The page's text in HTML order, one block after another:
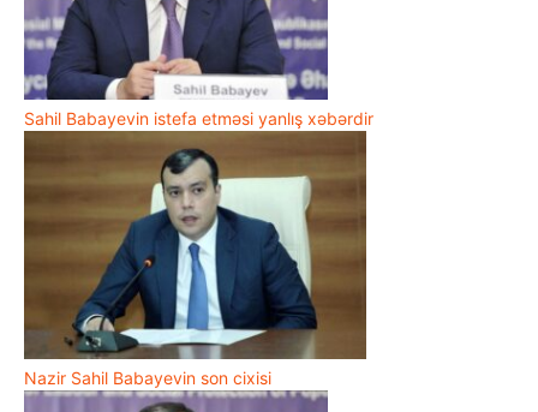
Sahil Babayevin istefa etməsi yanlış xəbərdir
Nazir Sahil Babayevin son cixisi